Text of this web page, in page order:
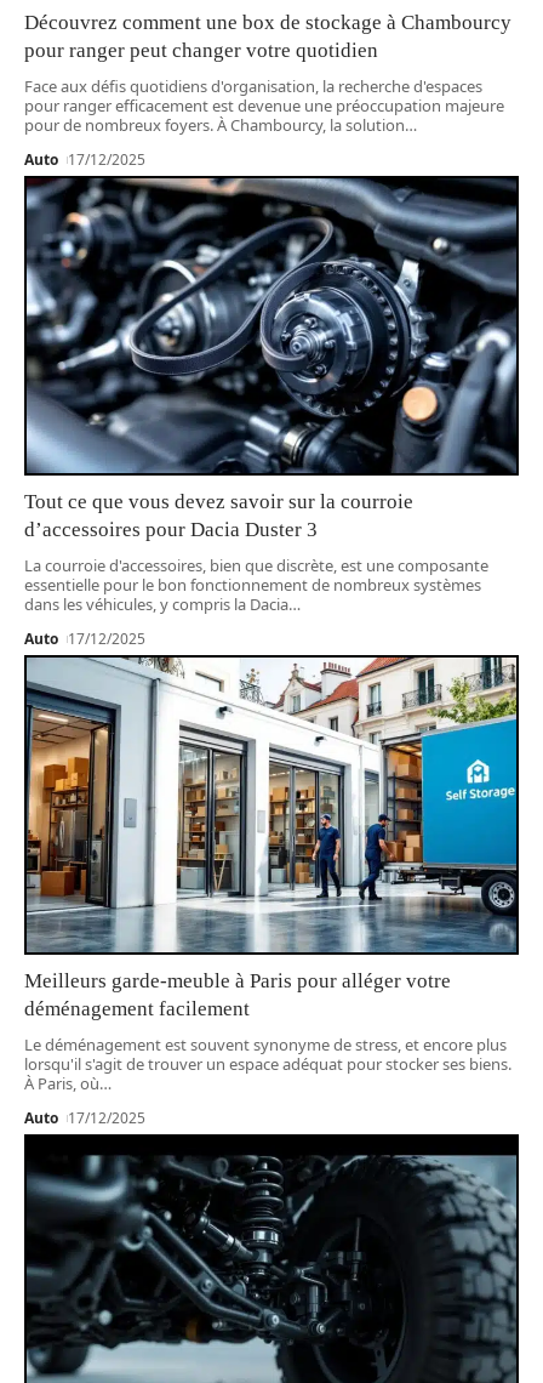
Découvrez comment une box de stockage à Chambourcy
pour ranger peut changer votre quotidien
Face aux défis quotidiens d'organisation, la recherche d'espaces
pour ranger efficacement est devenue une préoccupation majeure
pour de nombreux foyers. À Chambourcy, la solution…
Auto 17/12/2025
Tout ce que vous devez savoir sur la courroie
d’accessoires pour Dacia Duster 3
La courroie d'accessoires, bien que discrète, est une composante
essentielle pour le bon fonctionnement de nombreux systèmes
dans les véhicules, y compris la Dacia…
Auto 17/12/2025
Meilleurs garde-meuble à Paris pour alléger votre
déménagement facilement
Le déménagement est souvent synonyme de stress, et encore plus
lorsqu'il s'agit de trouver un espace adéquat pour stocker ses biens.
À Paris, où…
Auto 17/12/2025